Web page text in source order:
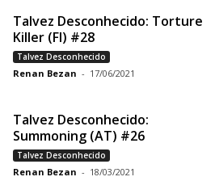
Talvez Desconhecido: Torture
Killer (FI) #28
Talvez Desconhecido
Renan Bezan - 17/06/2021
Talvez Desconhecido:
Summoning (AT) #26
Talvez Desconhecido
Renan Bezan - 18/03/2021